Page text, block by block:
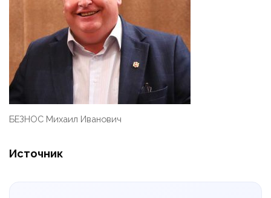
БЕЗНОС Михаил Иванович
Источник